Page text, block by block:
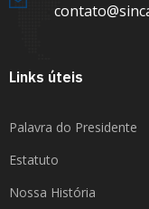
Links úteis
Palavra do Presidente
Estatuto
Nossa História